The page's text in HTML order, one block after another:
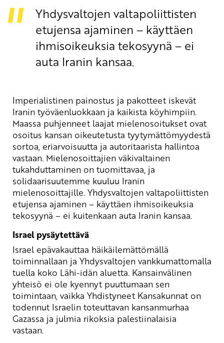
Yhdysvaltojen valtapoliittisten
etujensa ajaminen – käyttäen
ihmisoikeuksia tekosyynä – ei
auta Iranin kansaa.
Imperialistinen painostus ja pakotteet iskevät
Iranin työväenluokkaan ja kaikista köyhimpiin.
Maassa puhjenneet laajat mielenosoitukset ovat
osoitus kansan oikeutetusta tyytymättömyydestä
sortoa, eriarvoisuutta ja autoritaarista hallintoa
vastaan. Mielenosoittajien väkivaltainen
tukahduttaminen on tuomittavaa, ja
solidaarisuutemme kuuluu Iranin
mielenosoittajille. Yhdysvaltojen valtapoliittisten
etujensa ajaminen – käyttäen ihmisoikeuksia
tekosyynä – ei kuitenkaan auta Iranin kansaa.
Israel pysäytettävä
Israel epävakauttaa häikäilemättömällä
toiminnallaan ja Yhdysvaltojen vankkumattomalla
tuella koko Lähi-idän aluetta. Kansainvälinen
yhteisö ei ole kyennyt puuttumaan sen
toimintaan, vaikka Yhdistyneet Kansakunnat on
todennut Israelin toteuttavan kansanmurhaa
Gazassa ja julmia rikoksia palestiinalaisia
vastaan.